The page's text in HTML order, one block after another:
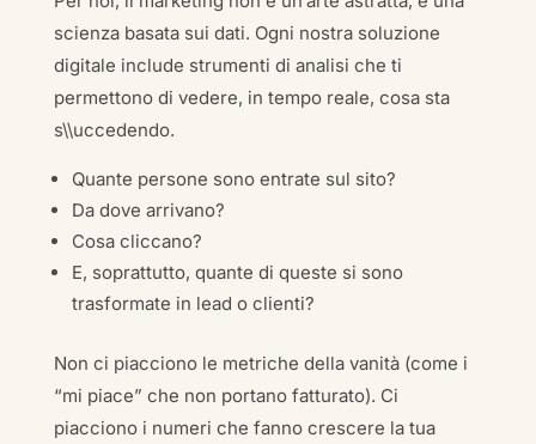
scienza basata sui dati. Ogni nostra soluzione
digitale include strumenti di analisi che ti
permettono di vedere, in tempo reale, cosa sta
s\\uccedendo.
Quante persone sono entrate sul sito?
Da dove arrivano?
Cosa cliccano?
E, soprattutto, quante di queste si sono
trasformate in lead o clienti?
Non ci piacciono le metriche della vanità (come i
“mi piace” che non portano fatturato). Ci
piacciono i numeri che fanno crescere la tua